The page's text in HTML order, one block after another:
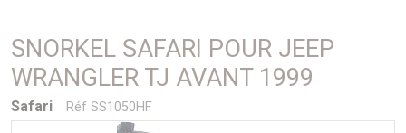
SNORKEL SAFARI POUR JEEP
WRANGLER TJ AVANT 1999
Safari Réf SS1050HF